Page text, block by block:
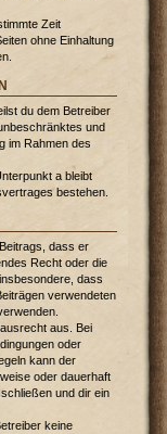
Zeit
ohne Einhaltung
du dem Betreiber
und
im Rahmen des
a bleibt
bestehen.
dass er
Recht oder die
dass
verwendeten
aus. Bei
oder
kann der
oder dauerhaft
und dir ein
keine